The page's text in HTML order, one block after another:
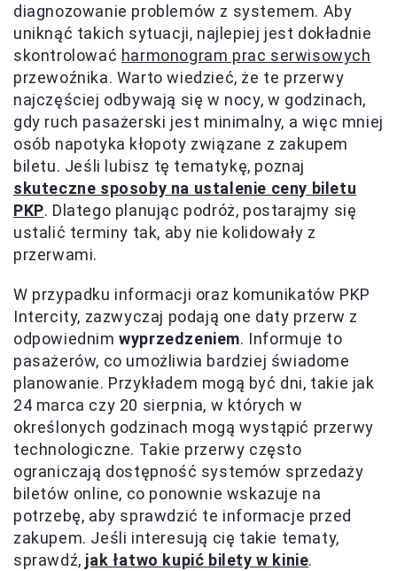
diagnozowanie problemów z systemem. Aby
uniknąć takich sytuacji, najlepiej jest dokładnie
skontrolować harmonogram prac serwisowych
przewoźnika. Warto wiedzieć, że te przerwy
najczęściej odbywają się w nocy, w godzinach,
gdy ruch pasażerski jest minimalny, a więc mniej
osób napotyka kłopoty związane z zakupem
biletu. Jeśli lubisz tę tematykę, poznaj
skuteczne sposoby na ustalenie ceny biletu
PKP. Dlatego planując podróż, postarajmy się
ustalić terminy tak, aby nie kolidowały z
przerwami.
W przypadku informacji oraz komunikatów PKP
Intercity, zazwyczaj podają one daty przerw z
odpowiednimwyprzedzeniem. Informuje to
pasażerów, co umożliwia bardziej świadome
planowanie. Przykładem mogą być dni, takie jak
24 marca czy 20 sierpnia, w których w
określonych godzinach mogą wystąpić przerwy
technologiczne. Takie przerwy często
ograniczają dostępność systemów sprzedaży
biletów online, co ponownie wskazuje na
potrzebę, aby sprawdzić te informacje przed
zakupem. Jeśli interesują cię takie tematy,
sprawdź, jak łatwo kupić bilety w kinie.